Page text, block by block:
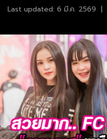
Last updated: 6 มี.ค. 2569 |